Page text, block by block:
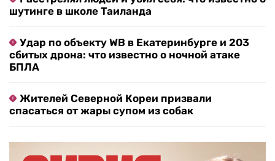
шутинге в школе Таиланда
Удар по объекту WB в Екатеринбурге и 203
сбитых дрона: что известно о ночной атаке
БПЛА
Жителей Северной Кореи призвали
спасаться от жары супом из собак